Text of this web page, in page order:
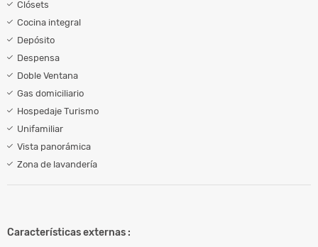
Clósets
Cocina integral
Depósito
Despensa
Doble Ventana
Gas domiciliario
Hospedaje Turismo
Unifamiliar
Vista panorámica
Zona de lavandería
Características externas :